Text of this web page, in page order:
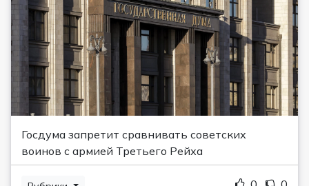
Госдума запретит сравнивать советских
воинов с армией Третьего Рейха